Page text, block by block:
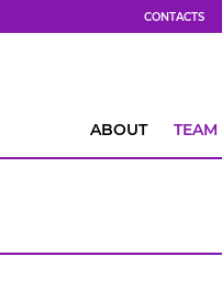
CONTACTS
ABOUT TEAM